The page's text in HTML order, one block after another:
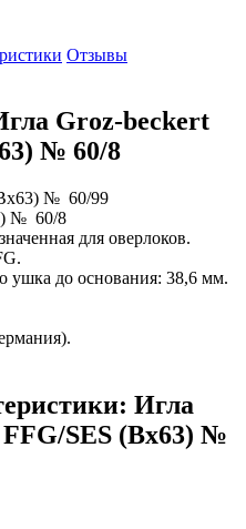
Отзывы
Groz-beckert
№ 60/8
№ 60/99
№ 60/8
для оверлоков.
ушка до основания: 38,6 мм.
Игла
SES (Bx63) №